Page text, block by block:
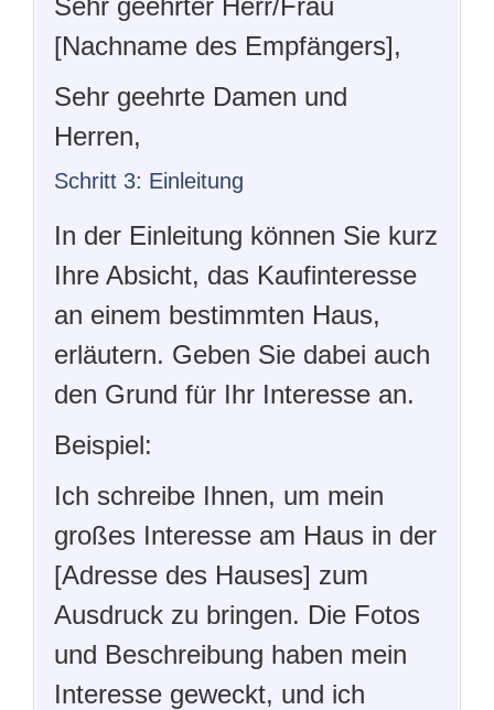
Sehr geehrter Herr/Frau
[Nachname des Empfängers],
Sehr geehrte Damen und
Herren,
Schritt 3: Einleitung
In der Einleitung können Sie kurz
Ihre Absicht, das Kaufinteresse
an einem bestimmten Haus,
erläutern. Geben Sie dabei auch
den Grund für Ihr Interesse an.
Beispiel:
Ich schreibe Ihnen, um mein
großes Interesse am Haus in der
[Adresse des Hauses] zum
Ausdruck zu bringen. Die Fotos
und Beschreibung haben mein
Interesse geweckt, und ich